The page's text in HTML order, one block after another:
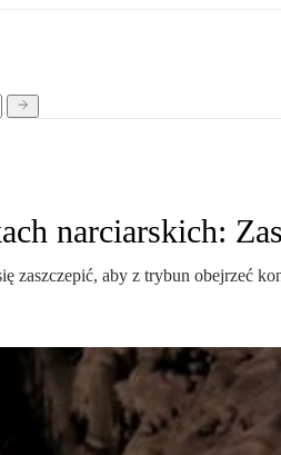
narciarskich:
zaszczepić, aby z trybun obejrzeć